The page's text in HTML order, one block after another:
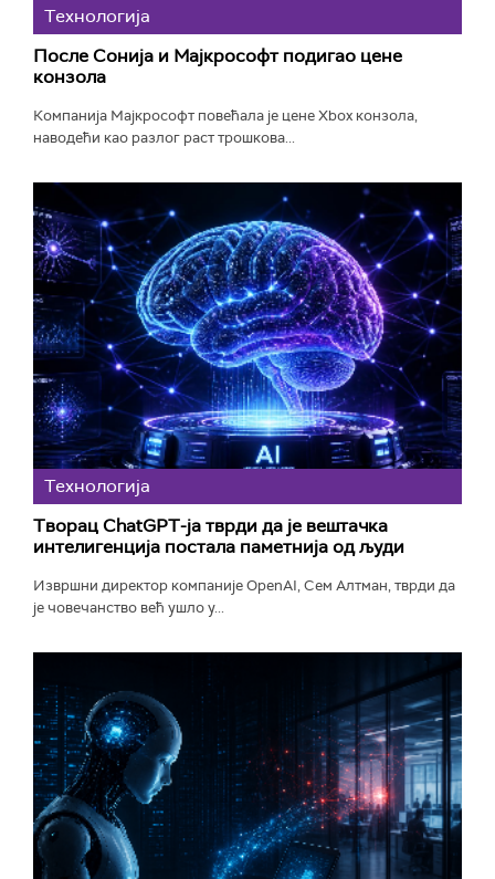
Технологијa
После Сонија и Мајкрософт подигао цене
конзола
Компанија Мајкрософт повећала је цене Xbox конзола,
наводећи као разлог раст трошкова...
Технологијa
Творац ChatGPT-ја тврди да је вештачка
интелигенција постала паметнија од људи
Извршни директор компаније OpenAI, Сем Алтман, тврди да
је човечанство већ ушло у...